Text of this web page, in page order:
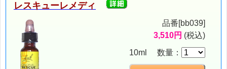
レスキューレメディ
品番[bb039]
3,510円 (税込)
10ml 数量：